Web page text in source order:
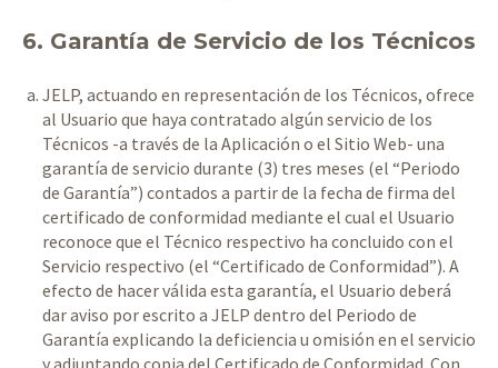
6. Garantía de Servicio de los Técnicos
JELP, actuando en representación de los Técnicos, ofrece
al Usuario que haya contratado algún servicio de los
Técnicos -a través de la Aplicación o el Sitio Web- una
garantía de servicio durante (3) tres meses (el “Periodo
de Garantía”) contados a partir de la fecha de firma del
certificado de conformidad mediante el cual el Usuario
reconoce que el Técnico respectivo ha concluido con el
Servicio respectivo (el “Certificado de Conformidad”). A
efecto de hacer válida esta garantía, el Usuario deberá
dar aviso por escrito a JELP dentro del Periodo de
Garantía explicando la deficiencia u omisión en el servicio
y adjuntando copia del Certificado de Conformidad. Con